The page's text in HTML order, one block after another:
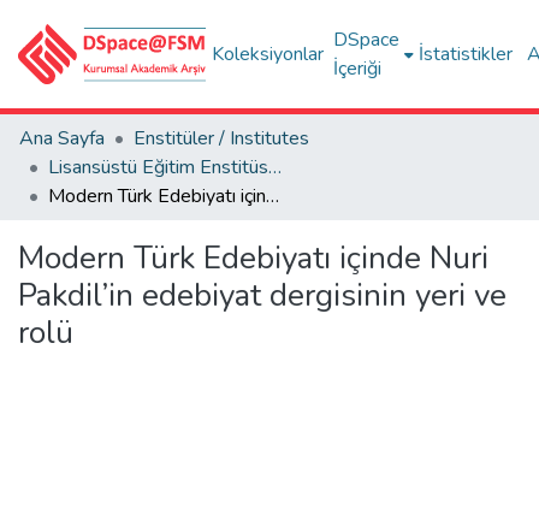
Koleksiyonlar
DSpace
İçeriği
İstatistikler
Ana Sayfa
Enstitüler / Institutes
Lisansüstü Eğitim Enstitüsü Tez Koleksiyonu
Modern Türk Edebiyatı içinde Nuri Pakdil’in edebiyat dergisinin yeri ve rolü
Modern Türk Edebiyatı içinde Nuri
Pakdil’in edebiyat dergisinin yeri ve
rolü